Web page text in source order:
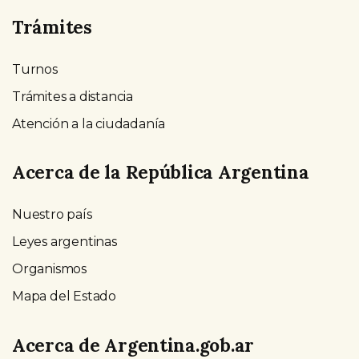
Trámites
Turnos
Trámites a distancia
Atención a la ciudadanía
Acerca de la República Argentina
Nuestro país
Leyes argentinas
Organismos
Mapa del Estado
Acerca de Argentina.gob.ar